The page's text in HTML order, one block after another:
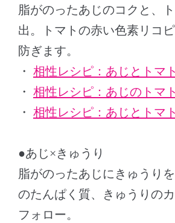
脂がのったあじのコクと、
出。トマトの赤い色素リコ
防ぎます。
・ 相性レシピ：あじとトマ
・ 相性レシピ：あじのトマ
・ 相性レシピ：あじとトマ
●あじ×きゅうり
脂がのったあじにきゅうり
のたんぱく質、きゅうりの
フォロー。